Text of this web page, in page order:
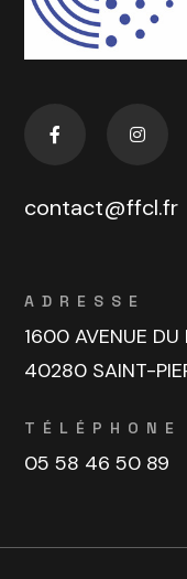
contact@ffcl.fr
ADRESSE
1600 AVENUE DU
40280 SAINT-
TÉLÉPHONE
05 58 46 50 89